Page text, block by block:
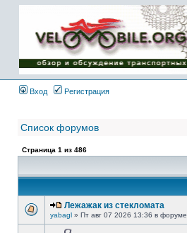
Имя пользователя:
Пароль:
{ LOG_ME_IN_SHORT
}
Вход Регистрация
Список форумов
Страница 1 из 486
Лежажак из стекломата
yabagl » Пт авг 07 2026 13:36 в форуме